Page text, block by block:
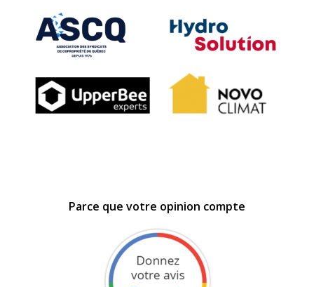
Parce que votre opinion compte